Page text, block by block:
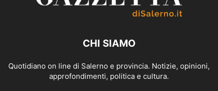
CHI SIAMO
Quotidiano on line di Salerno e provincia. Notizie, opinioni,
approfondimenti, politica e cultura.